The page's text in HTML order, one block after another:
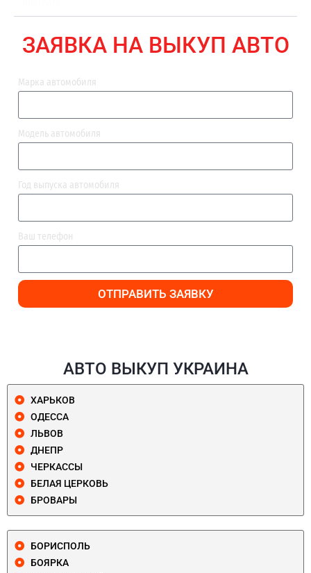
ЗАЯВКА НА ВЫКУП АВТО
Марка автомобиля
Модель автомобиля
Год выпуска автомобиля
Ваш телефон
ОТПРАВИТЬ ЗАЯВКУ
АВТО ВЫКУП УКРАИНА
ХАРЬКОВ
ОДЕССА
ЛЬВОВ
ДНЕПР
ЧЕРКАССЫ
БЕЛАЯ ЦЕРКОВЬ
БРОВАРЫ
БОРИСПОЛЬ
БОЯРКА